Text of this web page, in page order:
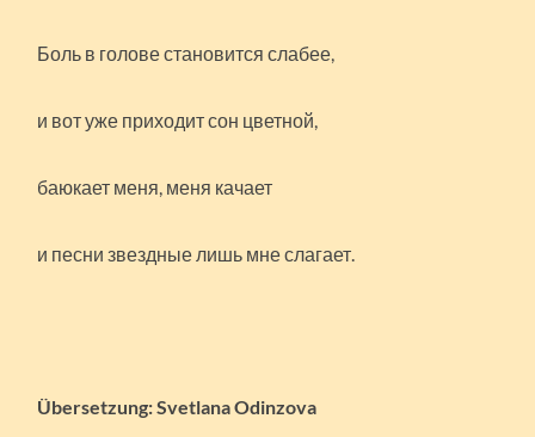
Боль в голове становится слабее,
и вот уже приходит сон цветной,
баюкает меня, меня качает
и песни звездные лишь мне слагает.
Übersetzung: Svetlana Odinzova